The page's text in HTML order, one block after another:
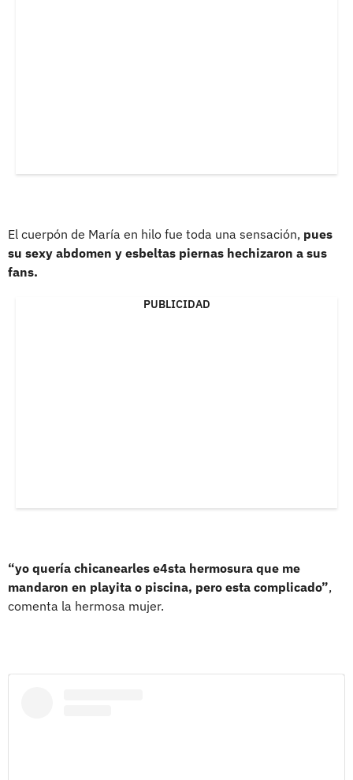
El cuerpón de María en hilo fue toda una sensación, pues
su sexy abdomen y esbeltas piernas hechizaron a sus
fans.
PUBLICIDAD
“yo quería chicanearles e4sta hermosura que me
mandaron en playita o piscina, pero esta complicado”,
comenta la hermosa mujer.